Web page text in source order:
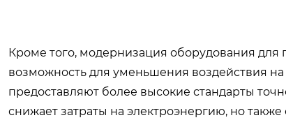
Кроме того, модернизация оборудования
возможность для уменьшения воздействия
предоставляют более высокие стандарты
снижает затраты на электроэнергию, но